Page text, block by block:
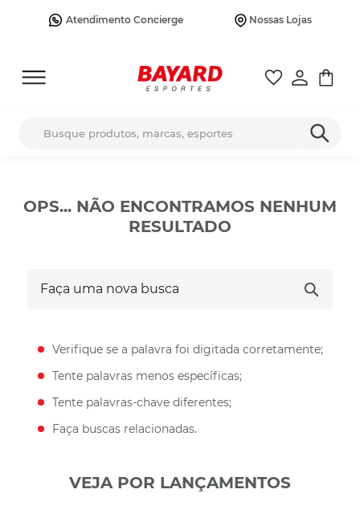
Atendimento Concierge Nossas Lojas
OPS... NÃO ENCONTRAMOS NENHUM
RESULTADO
Verifique se a palavra foi digitada corretamente;
Tente palavras menos específicas;
Tente palavras-chave diferentes;
Faça buscas relacionadas.
VEJA POR LANÇAMENTOS